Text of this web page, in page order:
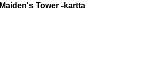
Maiden's Tower -kartta